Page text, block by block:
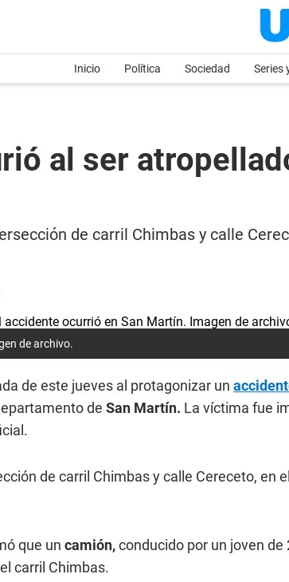
Inicio Política Sociedad Series
al ser
de carril Chimbas y calle
de archivo.
de este jueves al protagonizar un
de San Martín. La víctima fue
de carril Chimbas y calle Cereceto, en
que un camión,conducido por un joven de
carril Chimbas.